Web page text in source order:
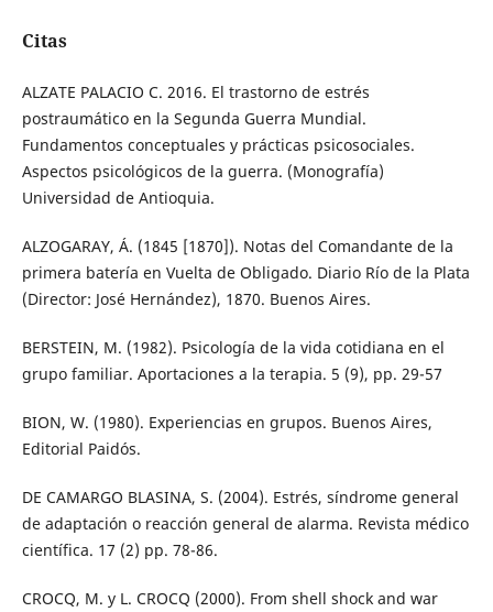
Citas
ALZATE PALACIO C. 2016. El trastorno de estrés
postraumático en la Segunda Guerra Mundial.
Fundamentos conceptuales y prácticas psicosociales.
Aspectos psicológicos de la guerra. (Monografía)
Universidad de Antioquia.
ALZOGARAY, Á. (1845 [1870]). Notas del Comandante de la
primera batería en Vuelta de Obligado. Diario Río de la Plata
(Director: José Hernández), 1870. Buenos Aires.
BERSTEIN, M. (1982). Psicología de la vida cotidiana en el
grupo familiar. Aportaciones a la terapia. 5 (9), pp. 29-57
BION, W. (1980). Experiencias en grupos. Buenos Aires,
Editorial Paidós.
DE CAMARGO BLASINA, S. (2004). Estrés, síndrome general
de adaptación o reacción general de alarma. Revista médico
científica. 17 (2) pp. 78-86.
CROCQ, M. y L. CROCQ (2000). From shell shock and war